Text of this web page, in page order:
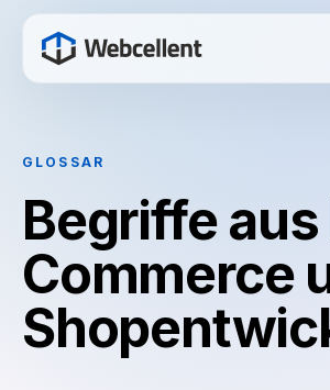
GLOSSAR
Begriffe aus
Commerce